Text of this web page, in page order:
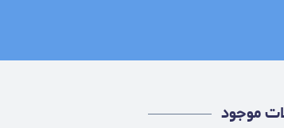
موجود